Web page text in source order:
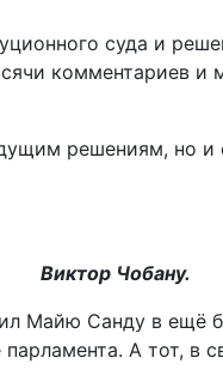
суда и
комментариев
решениям, но и
Виктор Чобану.
Майю Санду в ещё
А тот,